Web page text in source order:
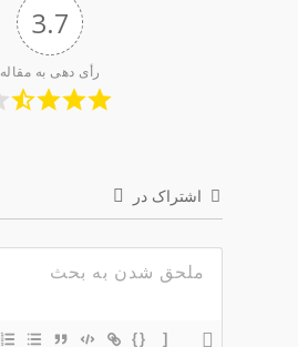
3.7
رأی دهی به مقاله
اشتراک در
{}
[